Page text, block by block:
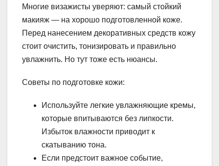
Многие визажисты уверяют: самый стойкий
макияж — на хорошо подготовленной коже.
Перед нанесением декоративных средств кожу
стоит очистить, тонизировать и правильно
увлажнить. Но тут тоже есть нюансы.
Советы по подготовке кожи:
Используйте легкие увлажняющие кремы,
которые впитываются без липкости.
Избыток влажности приводит к
скатыванию тона.
Если предстоит важное событие,